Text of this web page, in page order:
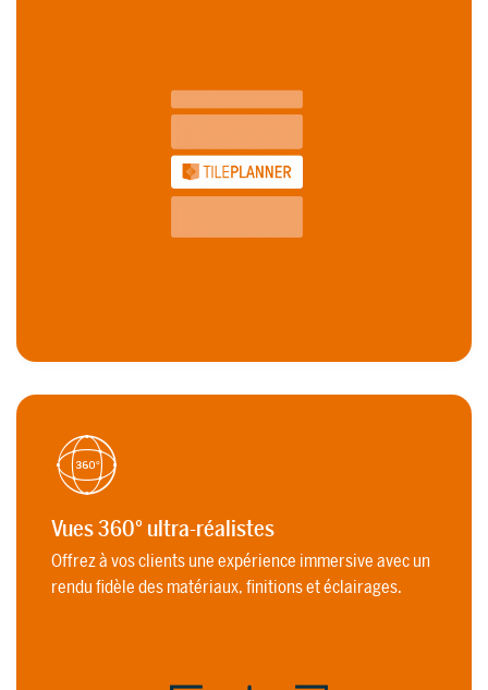
Vues 360° ultra-réalistes
Offrez à vos clients une expérience immersive avec un
rendu fidèle des matériaux, finitions et éclairages.